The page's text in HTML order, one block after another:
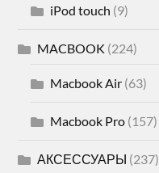
iPod touch (9)
MACBOOK (224)
Macbook Air (63)
Macbook Pro (157)
АКСЕССУАРЫ (237)